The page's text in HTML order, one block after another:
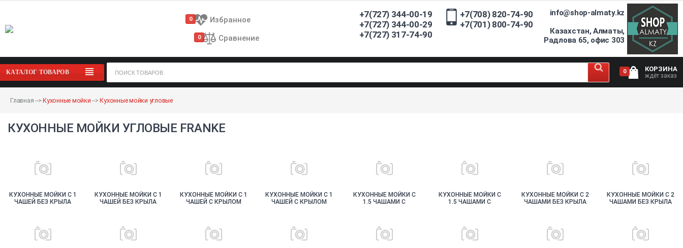
0 Избранное
0 Сравнение
+7(727) 344-00-19
+7(727) 344-00-29
+7(727) 317-74-90
+7(708) 820-74-90
+7(701) 800-74-90
info@shop-almaty.kz
Казахстан, Алматы,
Радлова 65, офис 303
КАТАЛОГ ТОВАРОВ 0 КОРЗИНА
ждёт заказ
Главная --> Кухонные мойки -->Кухонные мойки угловые
КУХОННЫЕ МОЙКИ УГЛОВЫЕ FRANKE
КУХОННЫЕ МОЙКИ С 1
ЧАШЕЙ БЕЗ КРЫЛА
КУХОННЫЕ МОЙКИ С 1
ЧАШЕЙ БЕЗ КРЫЛА
КУХОННЫЕ МОЙКИ С 1
ЧАШЕЙ C КРЫЛОМ
КУХОННЫЕ МОЙКИ С 1
ЧАШЕЙ C КРЫЛОМ
КУХОННЫЕ МОЙКИ С
1.5 ЧАШАМИ C
КУХОННЫЕ МОЙКИ С
1.5 ЧАШАМИ C
КУХОННЫЕ МОЙКИ С 2
ЧАШАМИ БЕЗ КРЫЛА
КУХОННЫЕ МОЙКИ С 2
ЧАШАМИ БЕЗ КРЫЛА